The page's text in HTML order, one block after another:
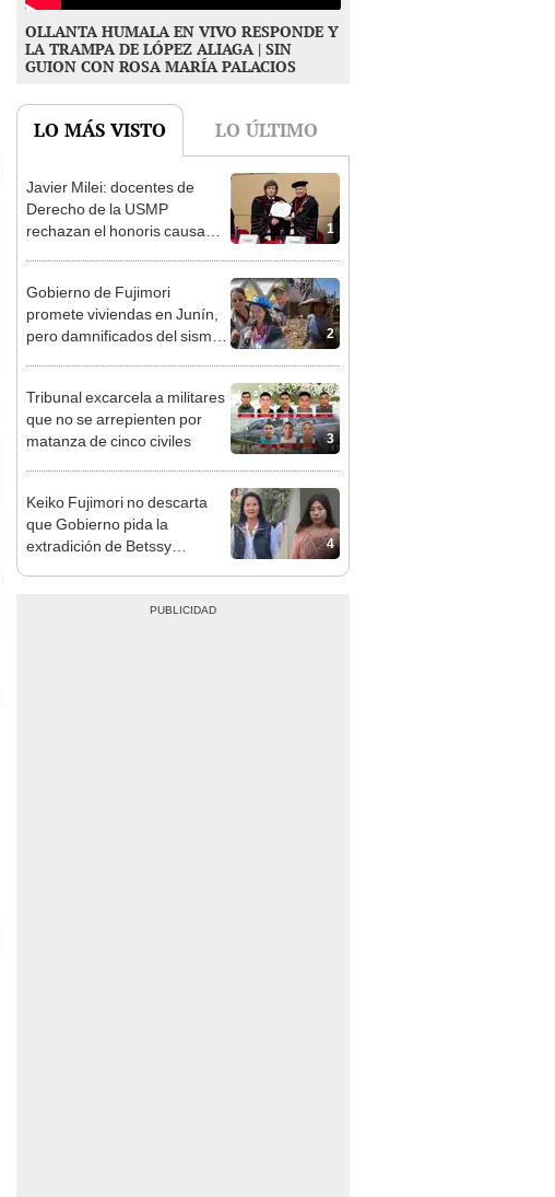
OLLANTA HUMALA EN VIVO RESPONDE Y
LA TRAMPA DE LÓPEZ ALIAGA | SIN
GUION CON ROSA MARÍA PALACIOS
LO MÁS VISTO LO ÚLTIMO
1
Javier Milei: docentes de
Derecho de la USMP
rechazan el honoris causa
2
Gobierno de Fujimori
promete viviendas en Junín,
pero damnificados del sismo
3
Tribunal excarcela a militares
que no se arrepienten por
matanza de cinco civiles
4
Keiko Fujimori no descarta
que Gobierno pida la
extradición de Betssy